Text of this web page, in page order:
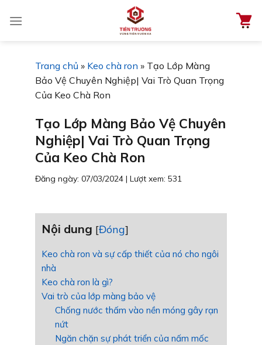
đến
Trang chủ » Keo chà ron » Tạo Lớp Màng
Bảo Vệ Chuyên Nghiệp| Vai Trò Quan Trọng
Của Keo Chà Ron
Tạo Lớp Màng Bảo Vệ Chuyên
Nghiệp| Vai Trò Quan Trọng
Của Keo Chà Ron
Đăng ngày: 07/03/2024 | Lượt xem: 531
Nội dung [Đóng]
Keo chà ron và sự cấp thiết của nó cho ngôi
nhà
Keo chà ron là gì?
Vai trò của lớp màng bảo vệ
Chống nước thấm vào nền móng gây rạn
nứt
Ngăn chặn sự phát triển của nấm mốc